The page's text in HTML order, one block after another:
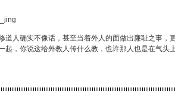
道人确实不像话，甚至当着外人的面做出廉耻之事，
起，你说这给外教人传什么教，也许那人也是在气头